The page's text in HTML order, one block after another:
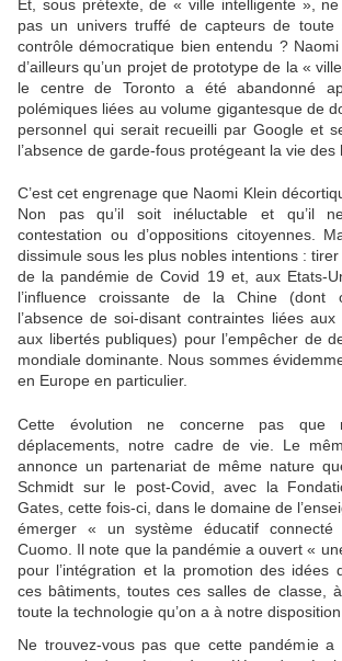
Et, sous prétexte, de « ville intelligente »,
pas un univers truffé de capteurs de toute
contrôle démocratique bien entendu ?
d’ailleurs qu’un projet de prototype de la «
le centre de Toronto a été abandonné
polémiques liées au volume gigantesque de
personnel qui serait recueilli par Google et
l’absence de garde-fous protégeant la vie des
C’est cet engrenage que Naomi Klein
Non pas qu’il soit inéluctable et qu’il
contestation ou d’oppositions citoyennes.
dissimule sous les plus nobles intentions :
de la pandémie de Covid 19 et, aux Etats-
l’influence croissante de la Chine (dont
l’absence de soi-disant contraintes liées
aux libertés publiques) pour l’empêcher de
mondiale dominante. Nous sommes
en Europe en particulier.
Cette évolution ne concerne pas que
déplacements, notre cadre de vie. Le
annonce un partenariat de même nature
Schmidt sur le post-Covid, avec la
Gates, cette fois-ci, dans le domaine de
émerger « un système éducatif connecté
Cuomo. Il note que la pandémie a ouvert «
pour l’intégration et la promotion des idées
ces bâtiments, toutes ces salles de classe,
toute la technologie qu’on a à notre
Ne trouvez-vous pas que cette pandémie a